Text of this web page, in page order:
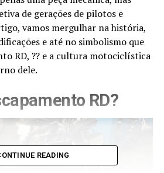
de gerações de pilotos e
vamos mergulhar na história,
e até no simbolismo que
RD, ?? e a cultura motociclística
dele.
RD?
READING